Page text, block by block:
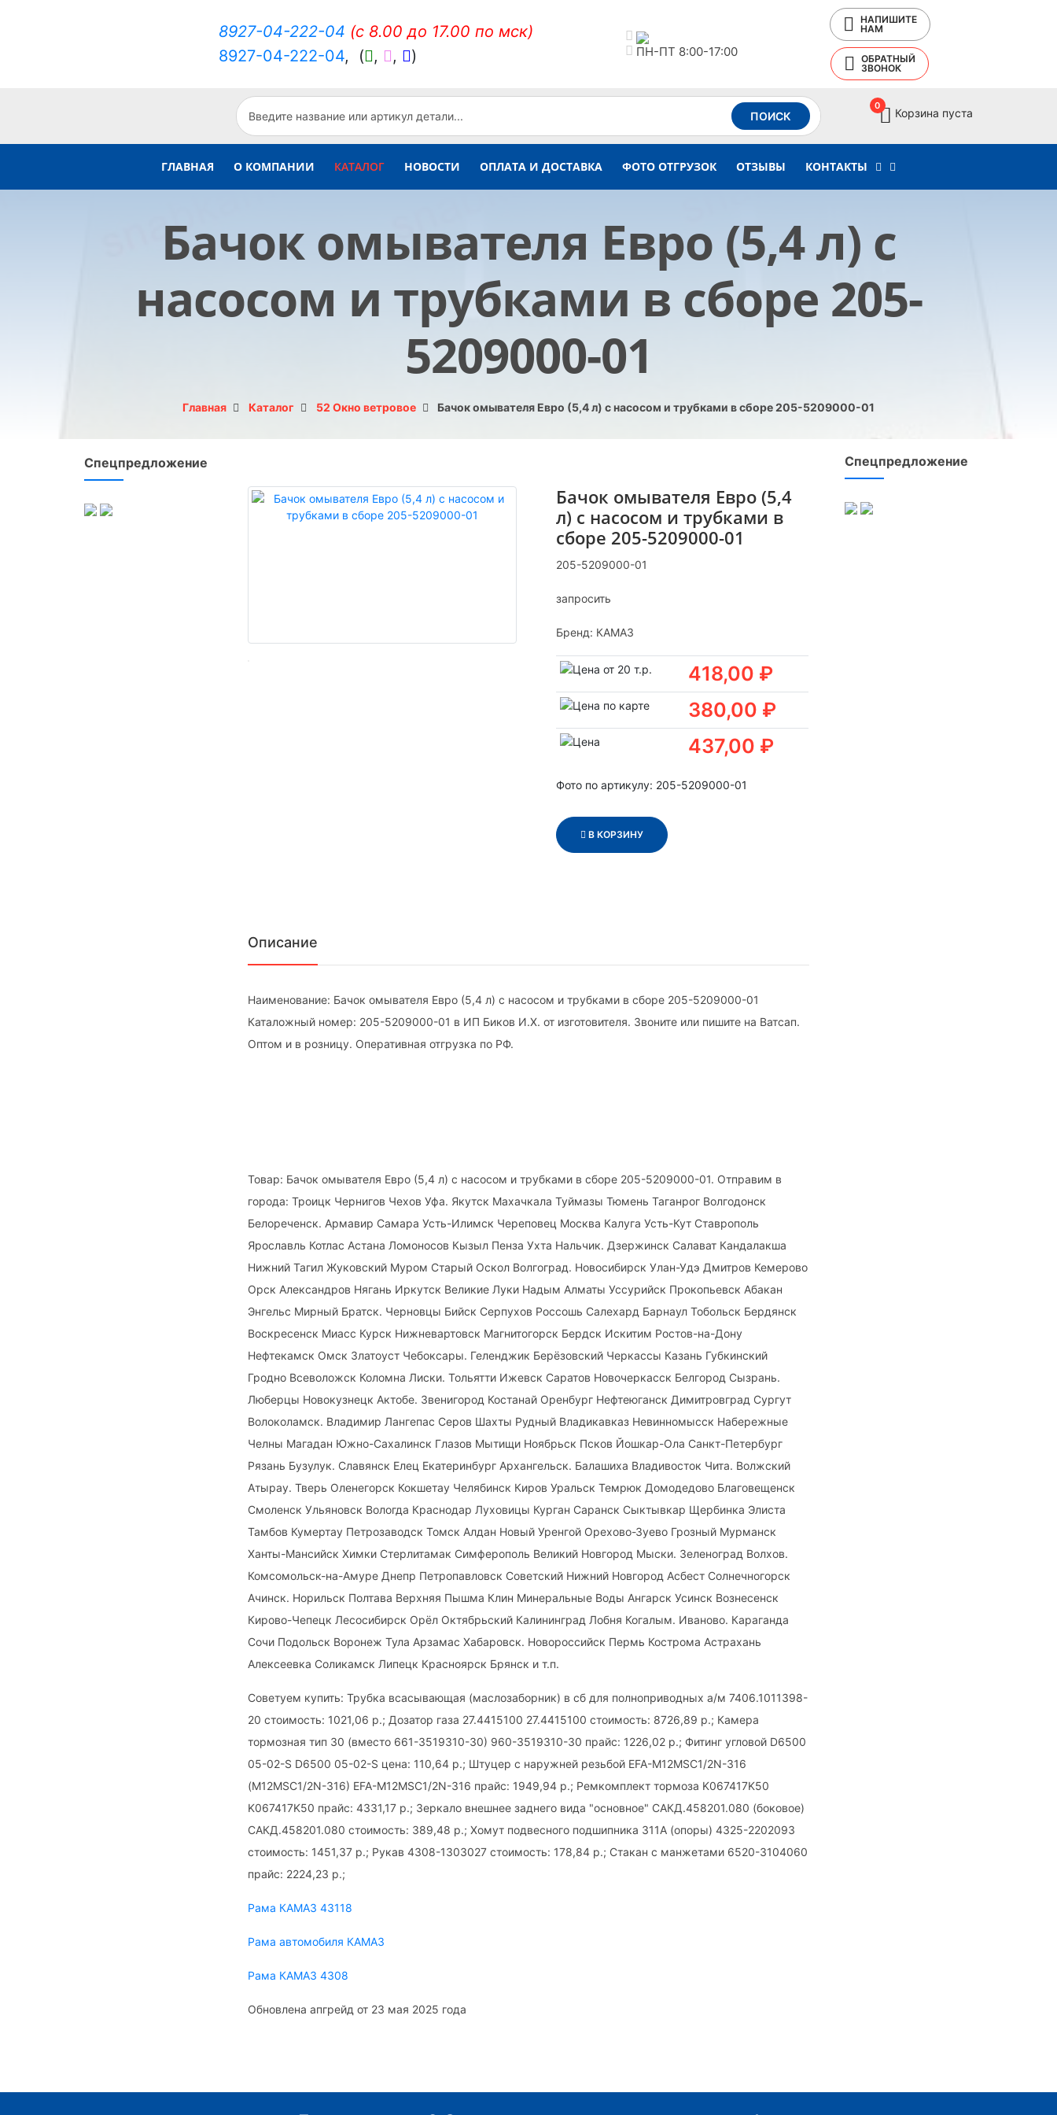
8927-04-222-04 (c 8.00 до 17.00 по мск)
8927-04-222-04, ( , , ) ПН-ПТ 8:00-17:00
НАПИШИТЕ
НАМ
ОБРАТНЫЙ
ЗВОНОК
ПОИСК
0
Корзина пуста
ГЛАВНАЯ О КОМПАНИИ КАТАЛОГ НОВОСТИ ОПЛАТА И ДОСТАВКА ФОТО ОТГРУЗОК ОТЗЫВЫ КОНТАКТЫ
Бачок омывателя Евро (5,4 л) с
насосом и трубками в сборе 205-
5209000-01
Главная Каталог 52 Окно ветровое Бачок омывателя Евро (5,4 л) с насосом и трубками в сборе 205-5209000-01
Спецпредложение
Бачок омывателя Евро (5,4
л) с насосом и трубками в
сборе 205-5209000-01
205-5209000-01
запросить
Бренд: КАМАЗ
418,00 ₽
380,00 ₽
437,00 ₽
Фото по артикулу: 205-5209000-01
В КОРЗИНУ
Описание
Наименование: Бачок омывателя Евро (5,4 л) с насосом и трубками в сборе 205-5209000-01
Каталожный номер: 205-5209000-01 в ИП Биков И.Х. от изготовителя. Звоните или пишите на Ватсап.
Оптом и в розницу. Оперативная отгрузка по РФ.
Товар: Бачок омывателя Евро (5,4 л) с насосом и трубками в сборе 205-5209000-01. Отправим в
города: Троицк Чернигов Чехов Уфа. Якутск Махачкала Туймазы Тюмень Таганрог Волгодонск
Белореченск. Армавир Самара Усть-Илимск Череповец Москва Калуга Усть-Кут Ставрополь
Ярославль Котлас Астана Ломоносов Кызыл Пенза Ухта Нальчик. Дзержинск Салават Кандалакша
Нижний Тагил Жуковский Муром Старый Оскол Волгоград. Новосибирск Улан-Удэ Дмитров Кемерово
Орск Александров Нягань Иркутск Великие Луки Надым Алматы Уссурийск Прокопьевск Абакан
Энгельс Мирный Братск. Черновцы Бийск Серпухов Россошь Салехард Барнаул Тобольск Бердянск
Воскресенск Миасс Курск Нижневартовск Магнитогорск Бердск Искитим Ростов-на-Дону
Нефтекамск Омск Златоуст Чебоксары. Геленджик Берёзовский Черкассы Казань Губкинский
Гродно Всеволожск Коломна Лиски. Тольятти Ижевск Саратов Новочеркасск Белгород Сызрань.
Люберцы Новокузнецк Актобе. Звенигород Костанай Оренбург Нефтеюганск Димитровград Сургут
Волоколамск. Владимир Лангепас Серов Шахты Рудный Владикавказ Невинномысск Набережные
Челны Магадан Южно-Сахалинск Глазов Мытищи Ноябрьск Псков Йошкар-Ола Санкт-Петербург
Рязань Бузулук. Славянск Елец Екатеринбург Архангельск. Балашиха Владивосток Чита. Волжский
Атырау. Тверь Оленегорск Кокшетау Челябинск Киров Уральск Темрюк Домодедово Благовещенск
Смоленск Ульяновск Вологда Краснодар Луховицы Курган Саранск Сыктывкар Щербинка Элиста
Тамбов Кумертау Петрозаводск Томск Алдан Новый Уренгой Орехово-Зуево Грозный Мурманск
Ханты-Мансийск Химки Стерлитамак Симферополь Великий Новгород Мыски. Зеленоград Волхов.
Комсомольск-на-Амуре Днепр Петропавловск Советский Нижний Новгород Асбест Солнечногорск
Ачинск. Норильск Полтава Верхняя Пышма Клин Минеральные Воды Ангарск Усинск Вознесенск
Кирово-Чепецк Лесосибирск Орёл Октябрьский Калининград Лобня Когалым. Иваново. Караганда
Сочи Подольск Воронеж Тула Арзамас Хабаровск. Новороссийск Пермь Кострома Астрахань
Алексеевка Соликамск Липецк Красноярск Брянск и т.п.
Советуем купить: Трубка всасывающая (маслозаборник) в сб для полноприводных а/м 7406.1011398-
20 стоимость: 1021,06 р.; Дозатор газа 27.4415100 27.4415100 стоимость: 8726,89 р.; Камера
тормозная тип 30 (вместо 661-3519310-30) 960-3519310-30 прайс: 1226,02 р.; Фитинг угловой D6500
05-02-S D6500 05-02-S цена: 110,64 р.; Штуцер с наружней резьбой EFA-M12MSC1/2N-316
(M12MSC1/2N-316) EFA-M12MSC1/2N-316 прайс: 1949,94 р.; Ремкомплект тормоза K067417K50
K067417K50 прайс: 4331,17 р.; Зеркало внешнее заднего вида "основное" САКД.458201.080 (боковое)
САКД.458201.080 стоимость: 389,48 р.; Хомут подвесного подшипника 311А (опоры) 4325-2202093
стоимость: 1451,37 р.; Рукав 4308-1303027 стоимость: 178,84 р.; Стакан с манжетами 6520-3104060
прайс: 2224,23 р.;
Рама КАМАЗ 43118
Рама автомобиля КАМАЗ
Рама КАМАЗ 4308
Обновлена апгрейд от 23 мая 2025 года
Спецпредложение